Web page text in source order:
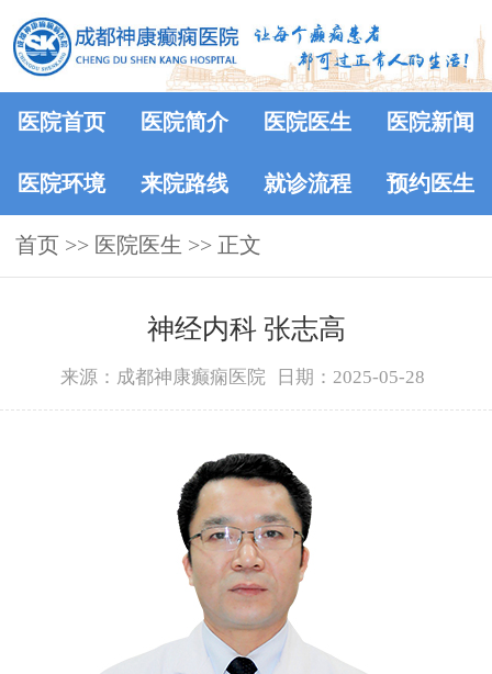
医院首页 医院简介 医院医生 医院新闻
医院环境 来院路线 就诊流程 预约医生
首页 >> 医院医生 >> 正文
神经内科 张志高
来源：成都神康癫痫医院 日期：2025-05-28